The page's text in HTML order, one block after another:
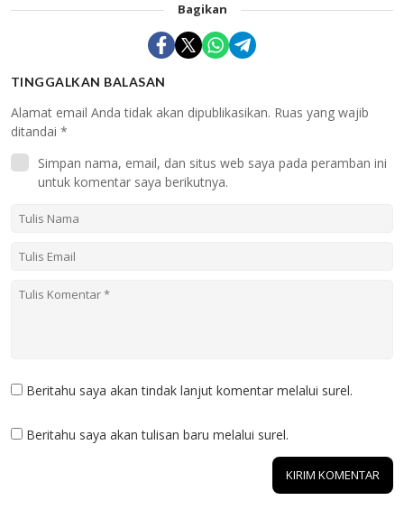
Bagikan
TINGGALKAN BALASAN
Alamat email Anda tidak akan dipublikasikan. Ruas yang wajib
ditandai *
Simpan nama, email, dan situs web saya pada peramban ini
untuk komentar saya berikutnya.
Beritahu saya akan tindak lanjut komentar melalui surel.
Beritahu saya akan tulisan baru melalui surel.